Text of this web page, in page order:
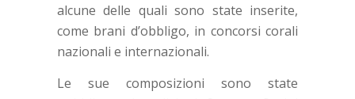
alcune delle quali sono state inserite,
come brani d’obbligo, in concorsi corali
nazionali e internazionali.
Le sue composizioni sono state